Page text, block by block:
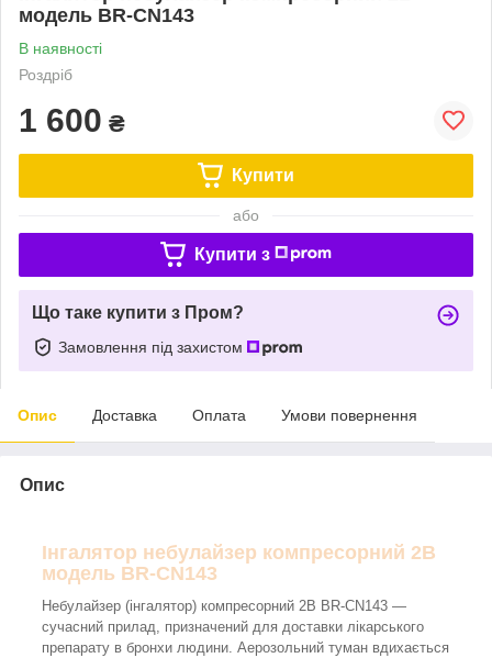
модель BR-CN143
В наявності
Роздріб
1 600 ₴
Купити
або
Купити з
Що таке купити з Пром?
Замовлення під захистом
Опис Доставка Оплата Умови повернення
Опис
Інгалятор небулайзер компресорний 2B
модель BR-CN143
Небулайзер (інгалятор) компресорний 2В BR-CN143 —
сучасний прилад, призначений для доставки лікарського
препарату в бронхи людини. Аерозольний туман вдихається